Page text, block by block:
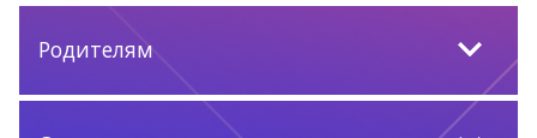
Родителям